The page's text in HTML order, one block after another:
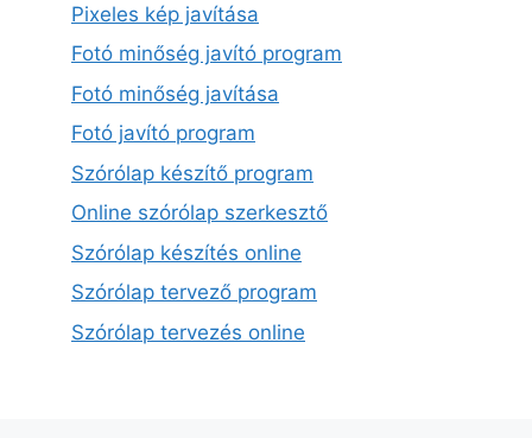
Pixeles kép javítása
Fotó minőség javító program
Fotó minőség javítása
Fotó javító program
Szórólap készítő program
Online szórólap szerkesztő
Szórólap készítés online
Szórólap tervező program
Szórólap tervezés online